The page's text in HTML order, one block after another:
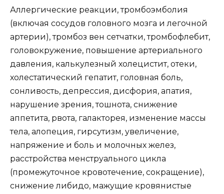
Аллергические реакции, тромбоэмболия
(включая сосудов головного мозга и легочной
артерии), тромбоз вен сетчатки, тромбофлебит,
головокружение, повышение артериального
давления, калькулезный холецистит, отеки,
холестатический гепатит, головная боль,
сонливость, депрессия, дисфория, апатия,
нарушение зрения, тошнота, снижение
аппетита, рвота, галакторея, изменение массы
тела, алопеция, гирсутизм, увеличение,
напряжение и боль и молочных желез,
расстройства менструального цикла
(промежуточное кровотечение, сокращение),
снижение либидо, мажущие кровянистые